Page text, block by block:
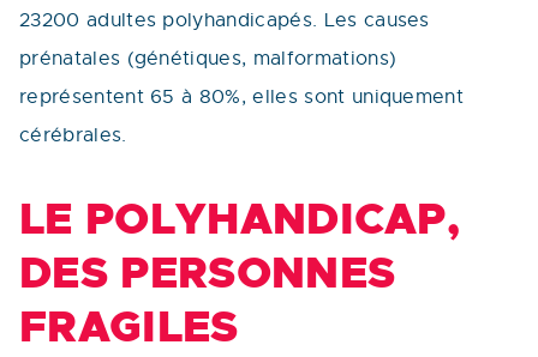
23200 adultes polyhandicapés. Les causes
prénatales (génétiques, malformations)
représentent 65 à 80%, elles sont uniquement
cérébrales.
LE POLYHANDICAP,
DES PERSONNES
FRAGILES